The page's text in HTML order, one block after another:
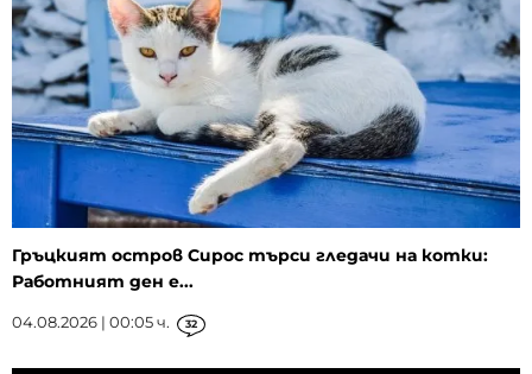
Гръцкият остров Сирос търси гледачи на котки:
Работният ден е...
04.08.2026 | 00:05 ч. 32